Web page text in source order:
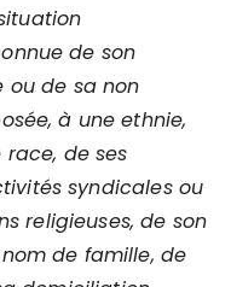
de son
ou de sa non
à une ethnie,
de ses
syndicales ou
religieuses, de son
de famille, de